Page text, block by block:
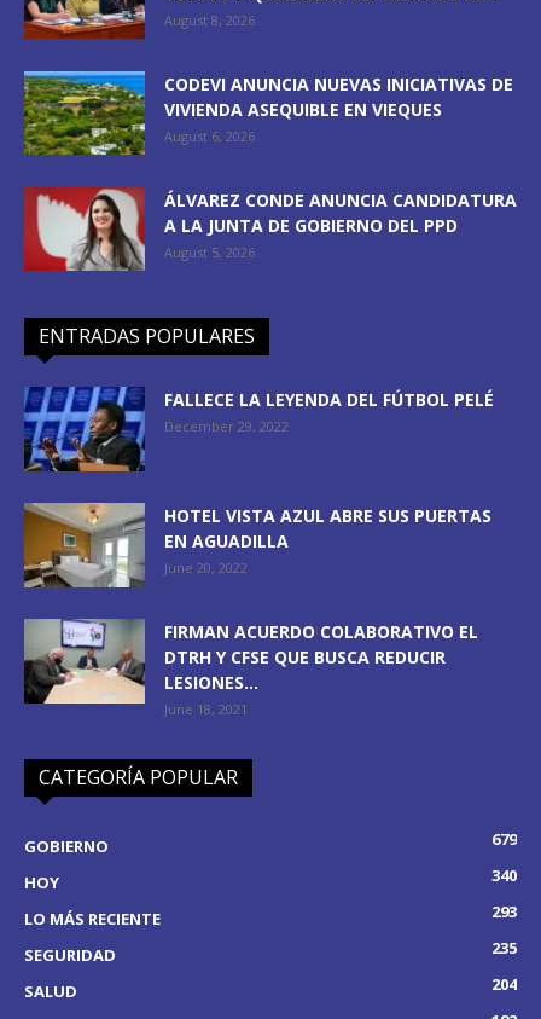
August 8, 2026
CODEVI ANUNCIA NUEVAS INICIATIVAS DE
VIVIENDA ASEQUIBLE EN VIEQUES
August 6, 2026
ÁLVAREZ CONDE ANUNCIA CANDIDATURA
A LA JUNTA DE GOBIERNO DEL PPD
August 5, 2026
ENTRADAS POPULARES
FALLECE LA LEYENDA DEL FÚTBOL PELÉ
December 29, 2022
HOTEL VISTA AZUL ABRE SUS PUERTAS
EN AGUADILLA
June 20, 2022
FIRMAN ACUERDO COLABORATIVO EL
DTRH Y CFSE QUE BUSCA REDUCIR
LESIONES...
June 18, 2021
CATEGORÍA POPULAR
GOBIERNO
679
HOY
340
LO MÁS RECIENTE
293
SEGURIDAD
235
SALUD
204